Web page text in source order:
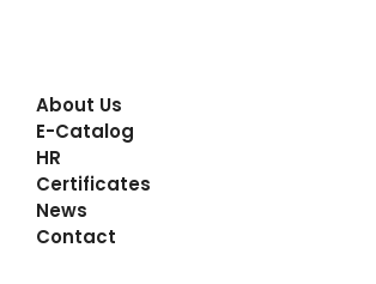
About Us
E-Catalog
HR
Certificates
News
Contact